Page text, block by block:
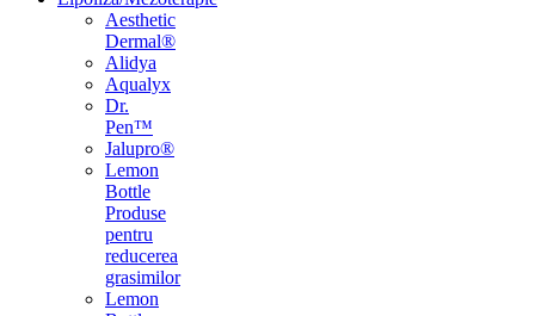
Aesthetic
Dermal®
Alidya
Aqualyx
Dr.
Pen™
Jalupro®
Lemon
Bottle
Produse
pentru
reducerea
grasimilor
Lemon